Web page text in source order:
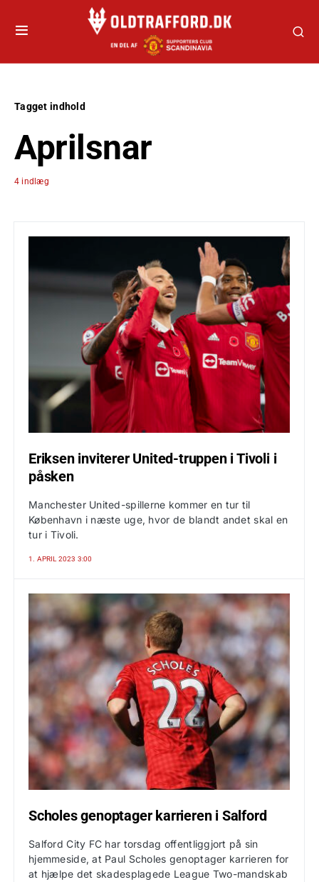
Tagget indhold
Aprilsnar
4 indlæg
Eriksen inviterer United-truppen i Tivoli i
påsken
Manchester United-spillerne kommer en tur til
København i næste uge, hvor de blandt andet skal en
tur i Tivoli.
1. APRIL 2023 3:00
Scholes genoptager karrieren i Salford
Salford City FC har torsdag offentliggjort på sin
hjemmeside, at Paul Scholes genoptager karrieren for
at hjælpe det skadesplagede League Two-mandskab